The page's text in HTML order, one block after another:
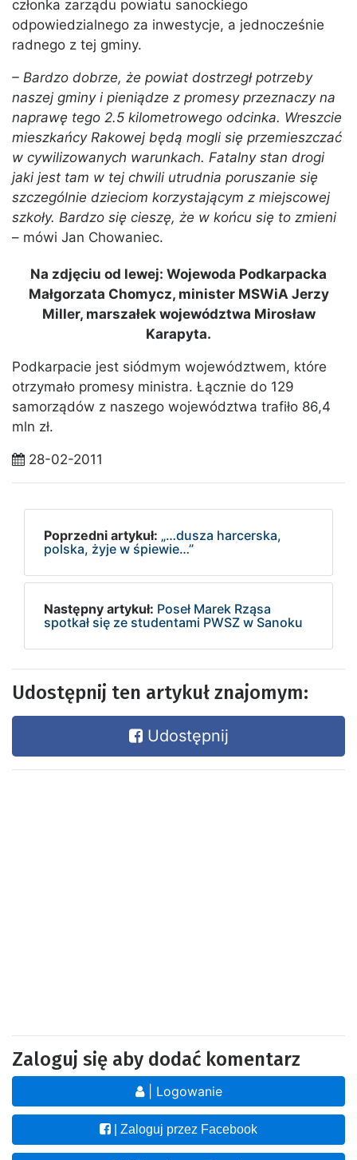
członka zarządu powiatu sanockiego
odpowiedzialnego za inwestycje, a jednocześnie
radnego z tej gminy.
– Bardzo dobrze, że powiat dostrzegł potrzeby
naszej gminy i pieniądze z promesy przeznaczy na
naprawę tego 2.5 kilometrowego odcinka. Wreszcie
mieszkańcy Rakowej będą mogli się przemieszczać
w cywilizowanych warunkach. Fatalny stan drogi
jaki jest tam w tej chwili utrudnia poruszanie się
szczególnie dzieciom korzystającym z miejscowej
szkoły. Bardzo się cieszę, że w końcu się to zmieni
– mówi Jan Chowaniec.
Na zdjęciu od lewej: Wojewoda Podkarpacka
Małgorzata Chomycz, minister MSWiA Jerzy
Miller, marszałek województwa Mirosław
Karapyta.
Podkarpacie jest siódmym województwem, które
otrzymało promesy ministra. Łącznie do 129
samorządów z naszego województwa trafiło 86,4
mln zł.
28-02-2011
Poprzedni artykuł: „…dusza harcerska,
polska, żyje w śpiewie…”
Następny artykuł: Poseł Marek Rząsa
spotkał się ze studentami PWSZ w Sanoku
Udostępnij ten artykuł znajomym:
Udostępnij
Zaloguj się aby dodać komentarz
| Logowanie
| Zaloguj przez Facebook